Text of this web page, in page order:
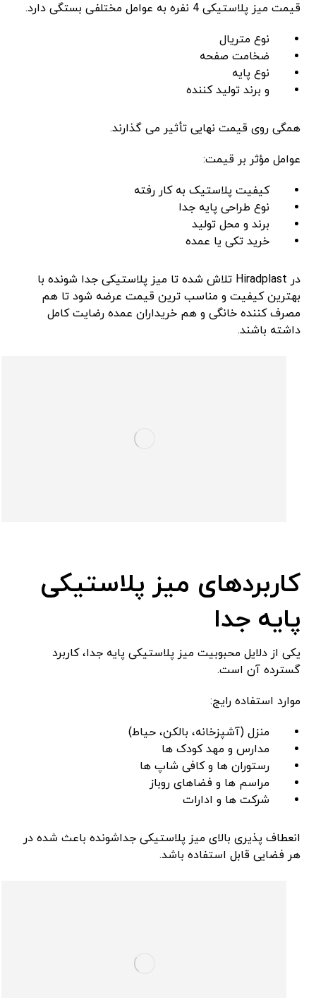
قیمت میز پلاستیکی 4 نفره به عوامل مختلفی بستگی دارد.
نوع متریال
ضخامت صفحه
نوع پایه
و برند تولید کننده
همگی روی قیمت نهایی تأثیر می ‌گذارند.
عوامل مؤثر بر قیمت:
کیفیت پلاستیک به ‌کار رفته
نوع طراحی پایه جدا
برند و محل تولید
خرید تکی یا عمده
در Hiradplast تلاش شده تا میز پلاستیکی جدا شونده با
بهترین کیفیت و مناسب ‌ترین قیمت عرضه شود تا هم
مصرف‌ کننده خانگی و هم خریداران عمده رضایت کامل
داشته باشند.
کاربردهای میز پلاستیکی
پایه جدا
یکی از دلایل محبوبیت میز پلاستیکی پایه جدا، کاربرد
گسترده آن است.
موارد استفاده رایج:
منزل (آشپزخانه، بالکن، حیاط)
مدارس و مهد کودک ‌ها
رستوران ‌ها و کافی ‌شاپ ‌ها
مراسم ‌ها و فضاهای روباز
شرکت ‌ها و ادارات
انعطاف ‌پذیری بالای میز پلاستیکی جداشونده باعث شده در
هر فضایی قابل استفاده باشد.